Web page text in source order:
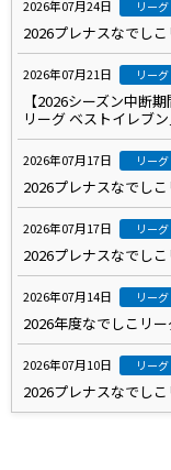
2026年07月24日 リーグ
2026プレナスなでし
2026年07月21日 リーグ
【2026シーズン中断
リーグ ベストイレブ
2026年07月17日 リーグ
2026プレナスなでし
2026年07月17日 リーグ
2026プレナスなでし
2026年07月14日 リーグ
2026年度なでしこリ
2026年07月10日 リーグ
2026プレナスなでし